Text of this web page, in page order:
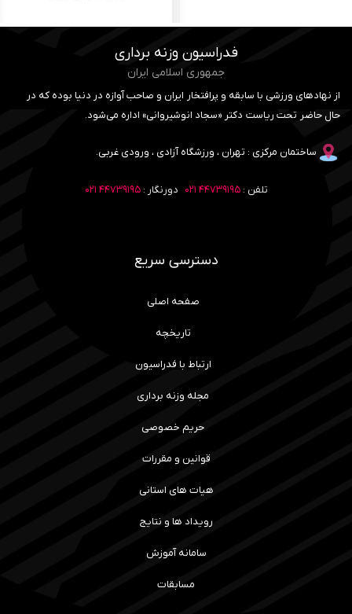
فدراسیون وزنه برداری
جمهوری اسلامی ایران
از نهادهای ورزشی با سابقه و پرافتخار ایران و صاحب آوازه در دنیا بوده که در
حال حاضر تحت ریاست دکتر «سجاد انوشیروانی» اداره می‌شود.
ساختمان مرکزی : تهران ، ورزشگاه آزادی ، ورودی غربی.
تلفن :۴۴۷۳۹۱۹۵ ۰۲۱ دورنگار :۴۴۷۳۹۱۹۵ ۰۲۱
دسترسی سریع
صفحه اصلی
تاریخچه
ارتباط با فدراسیون
مجله وزنه برداری
حریم خصوصی
قوانین و مقررات
هیات های استانی
رویداد ها و نتایج
سامانه آموزش
مسابقات